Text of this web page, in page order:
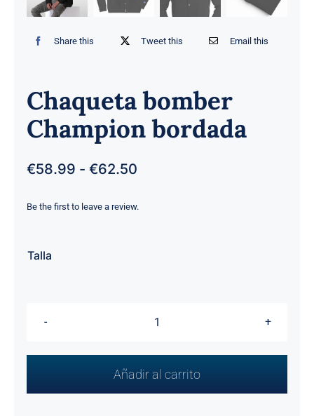
Share this Tweet this Email this
Chaqueta bomber
Champion bordada
€58.99 - €62.50Rango
precios:
Be the first to leave a review.
Talla
Chaqueta
Champion
Añadir al carrito